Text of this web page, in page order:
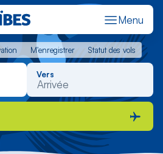
Menu
M'enregistrer Statut des vols
M'enregistrer Statut des vols
Vers